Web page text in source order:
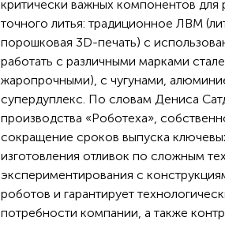
критически важных компонентов для
точного литья: традиционное ЛВМ
порошковая 3D-печать) с
работать с различными марками
жаропрочными), с чугунами,
супердуплекс. По словам Дениса
производства «Роботеха»,
сокращение сроков выпуска
изготовления отливок по сложным
экспериментирования с
роботов и гарантирует
потребности компании, а также